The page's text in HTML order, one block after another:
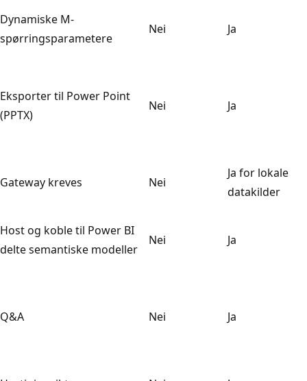
Dynamiske M-
spørringsparametere
Nei Ja
Eksporter til Power Point
(PPTX)
Nei Ja
Gateway kreves Nei
Ja for lokale
datakilder
Host og koble til Power BI
delte semantiske modeller
Nei Ja
Q&A Nei Ja